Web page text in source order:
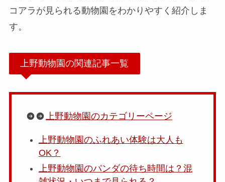
コアラが見られる動物園をわかりやすく紹介しま
す。
上野動物園の関連記事一覧
上野動物園のカテゴリーページ
上野動物園のふれあい体験は大人も
OK？
上野動物園のパンダの待ち時間は？混